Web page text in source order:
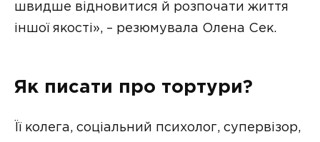
швидше відновитися й розпочати життя
іншої якості», – резюмувала Олена Сек.
Як писати про тортури?
Її колега, соціальний психолог, супервізор,